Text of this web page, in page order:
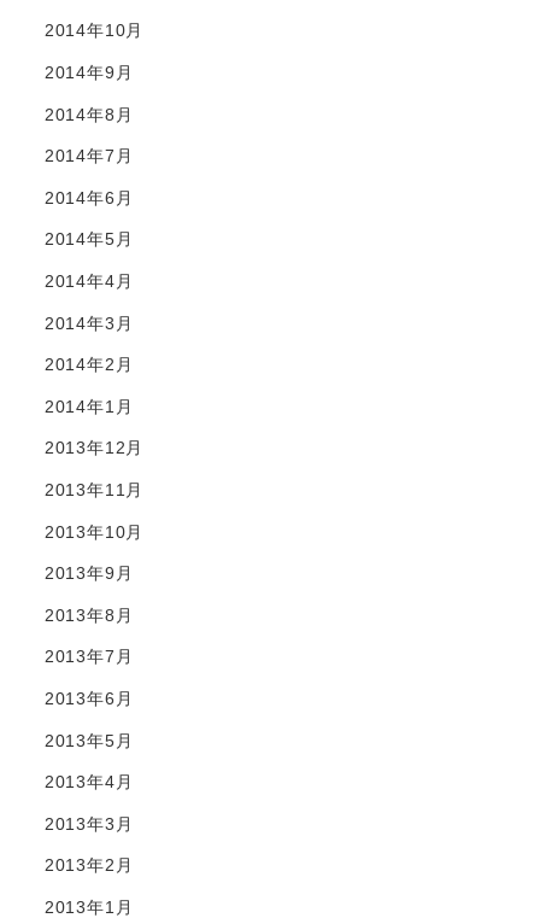
2014年10月
2014年9月
2014年8月
2014年7月
2014年6月
2014年5月
2014年4月
2014年3月
2014年2月
2014年1月
2013年12月
2013年11月
2013年10月
2013年9月
2013年8月
2013年7月
2013年6月
2013年5月
2013年4月
2013年3月
2013年2月
2013年1月